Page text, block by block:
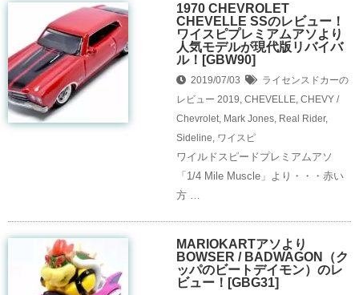
1970 CHEVROLET
CHEVELLE SSのレビュー！
ワイスピプレミアムアソより
人気モデルが現代版リバイバ
ル！[GBW90]
2019/07/03
ライセンスドカーの
レビュー 2019, CHEVELLE, CHEVY /
Chevrolet, Mark Jones, Real Rider,
Sideline, ワイスピ
ワイルドスピードプレミアムアソ
「1/4 Mile Muscle」より・・・赤い
方 …
MARIOKARTアソより
BOWSER / BADWAGON（ク
ッパのビートデイモン）のレ
ビュー！[GBG31]